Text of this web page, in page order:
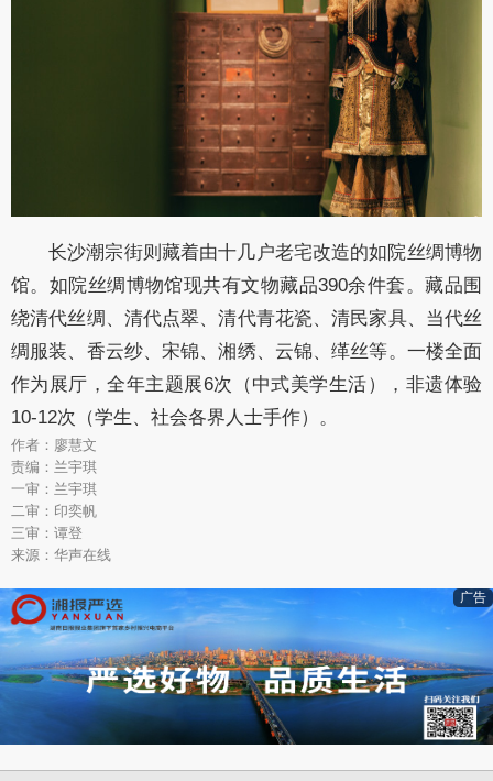
长沙潮宗街则藏着由十几户老宅改造的如院丝绸博物
馆。如院丝绸博物馆现共有文物藏品390余件套。藏品围
绕清代丝绸、清代点翠、清代青花瓷、清民家具、当代丝
绸服装、香云纱、宋锦、湘绣、云锦、缂丝等。一楼全面
作为展厅，全年主题展6次（中式美学生活），非遗体验
10-12次（学生、社会各界人士手作）。
作者：廖慧文
责编：兰宇琪
一审：兰宇琪
二审：印奕帆
三审：谭登
来源：华声在线
广告